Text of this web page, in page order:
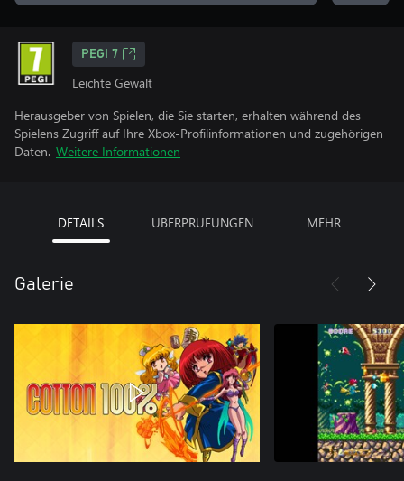
PEGI 7
Leichte Gewalt
Herausgeber von Spielen, die Sie starten, erhalten während des
Spielens Zugriff auf Ihre Xbox-Profilinformationen und zugehörigen
Daten. Weitere Informationen
DETAILS ÜBERPRÜFUNGEN MEHR
Galerie